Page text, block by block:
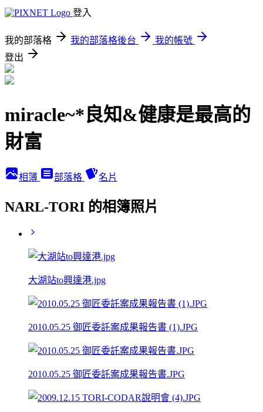
登入
我的部落格 我的部落格後台
我的帳號
登出
miracle~*良知&健康是最高的
財富
相簿 部落格 名片
NARL-TORI 的相簿照片
大湖站to興達港.jpg
2010.05.25 御匠委託案成果報告書 (1).JPG
2010.05.25 御匠委託案成果報告書.JPG